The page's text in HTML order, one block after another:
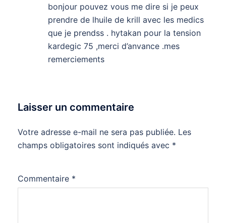
bonjour pouvez vous me dire si je peux
prendre de lhuile de krill avec les medics
que je prendss . hytakan pour la tension
kardegic 75 ,merci d’anvance .mes
remerciements
Laisser un commentaire
Votre adresse e-mail ne sera pas publiée. Les
champs obligatoires sont indiqués avec *
Commentaire *